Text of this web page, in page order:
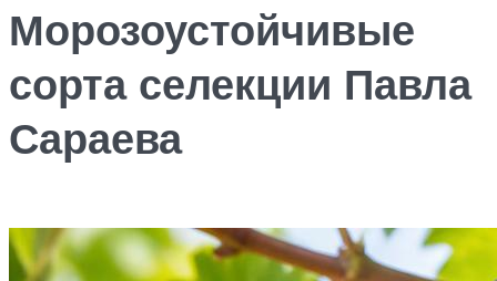
Морозоустойчивые
сорта селекции Павла
Сараева